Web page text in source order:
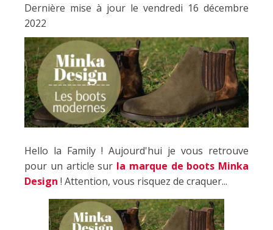
Dernière mise à jour le vendredi 16 décembre
2022
Hello la Family ! Aujourd'hui je vous retrouve
pour un article sur la marque de boots Minka
Design ! Attention, vous risquez de craquer...